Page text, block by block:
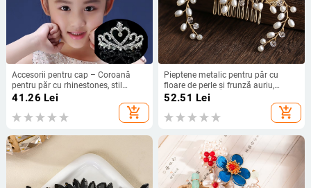
Accesorii pentru cap – Coroană
pentru păr cu rhinestones, stil
prințesă, placare electrolitică
41.26 Lei
add_shopping_cart
Pieptene metalic pentru păr cu
floare de perle și frunză auriu,
formă inimă, accesorii de nuntă
52.51 Lei
add_shopping_cart